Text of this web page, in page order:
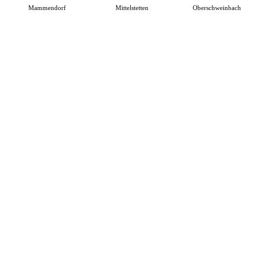
Mammendorf Mittelstetten Oberschweinbach